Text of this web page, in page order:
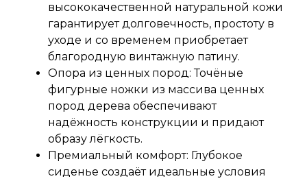
высококачественной натуральной кожи
гарантирует долговечность, простоту в
уходе и со временем приобретает
благородную винтажную патину.
Опора из ценных пород: Точёные
фигурные ножки из массива ценных
пород дерева обеспечивают
надёжность конструкции и придают
образу лёгкость.
Премиальный комфорт: Глубокое
сиденье создаёт идеальные условия